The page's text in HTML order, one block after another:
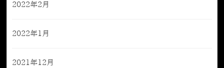
2022年2月
2022年1月
2021年12月